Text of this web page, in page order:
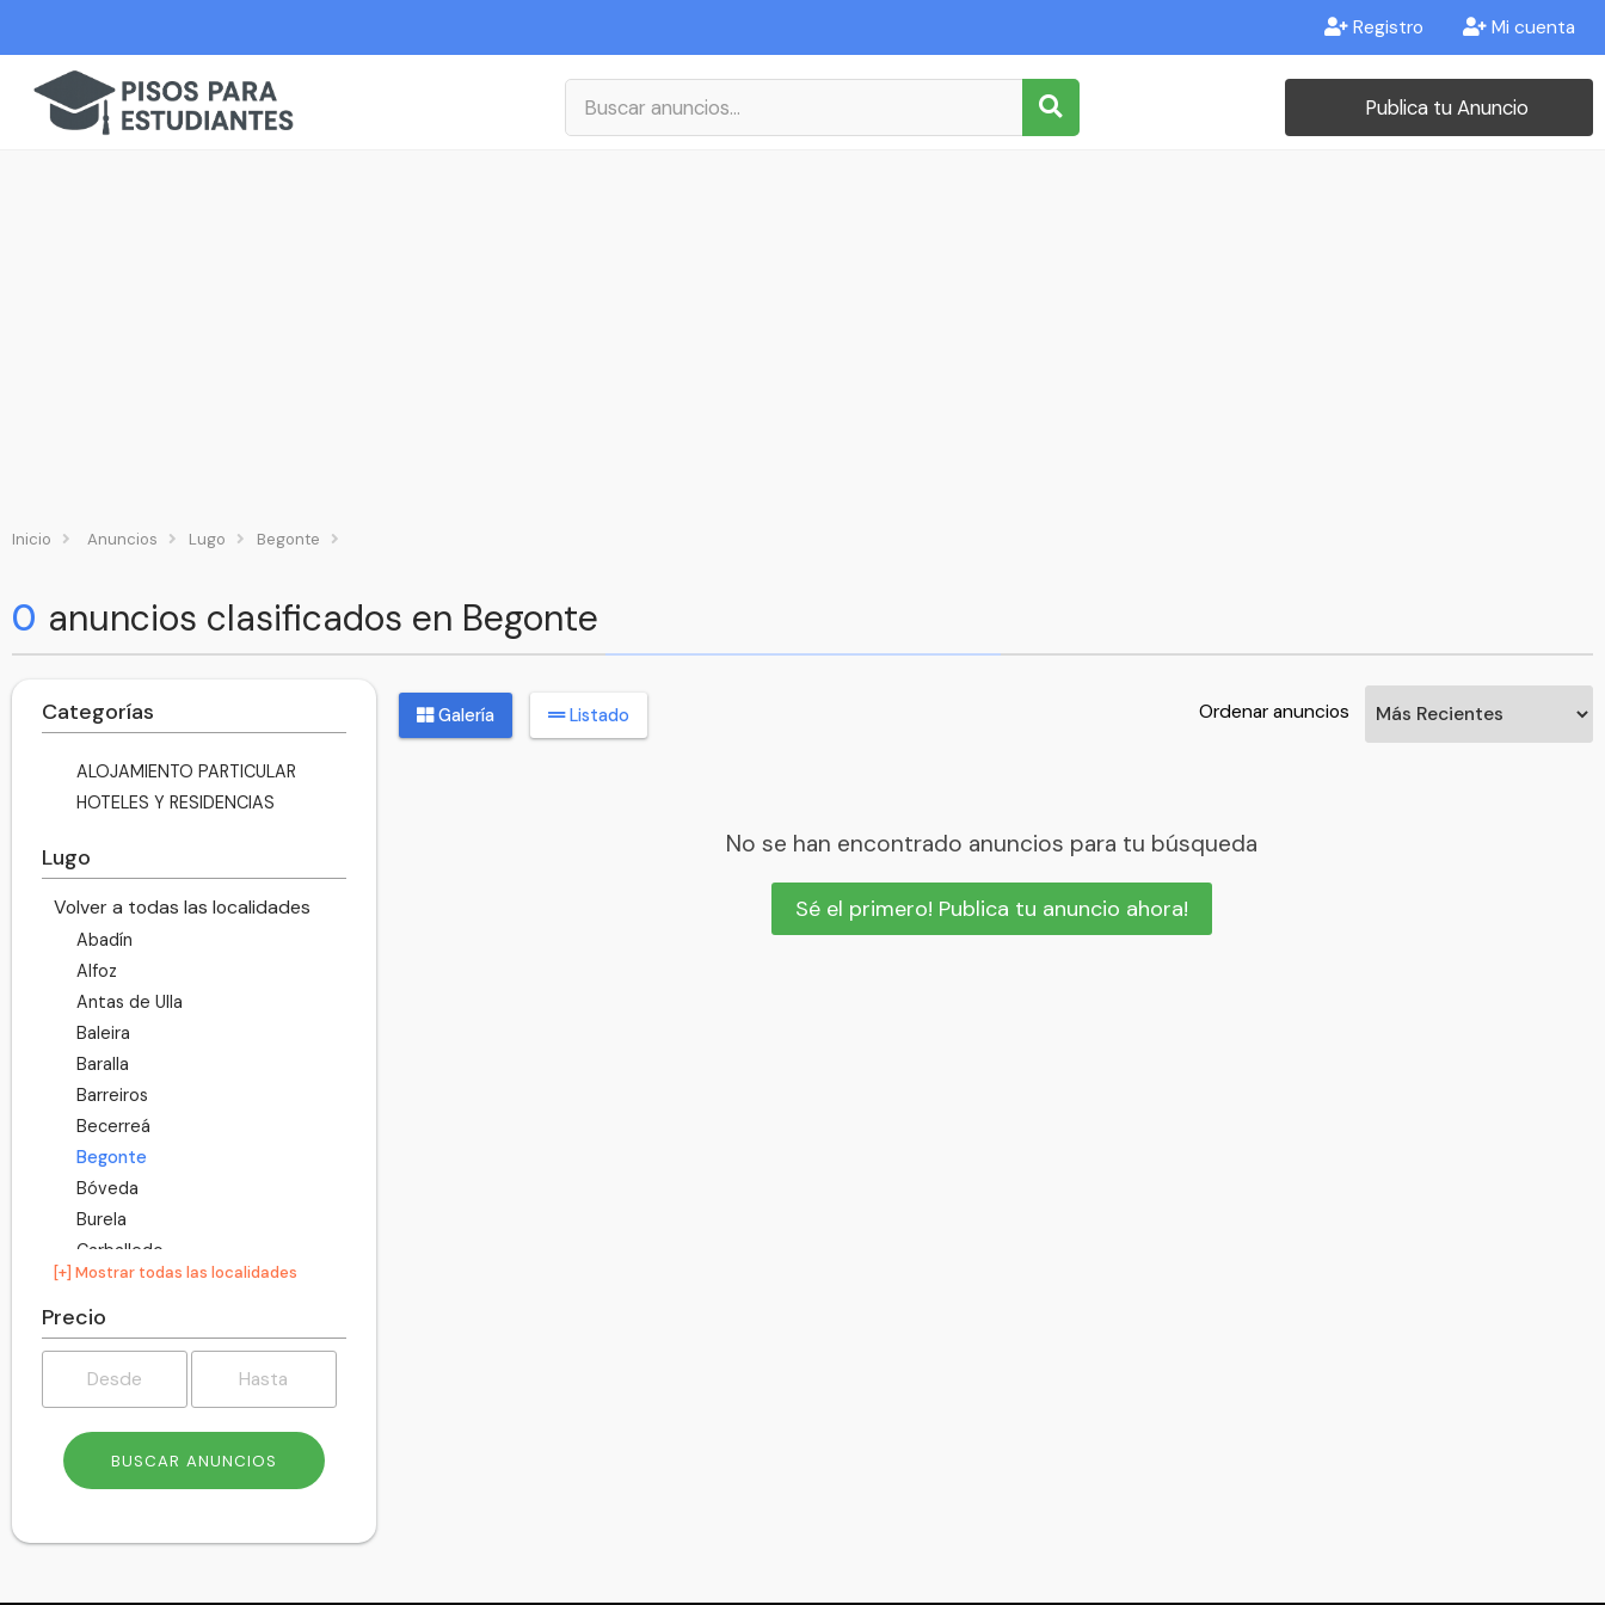
Registro Mi cuenta
Publica tu Anuncio
Inicio Anuncios Lugo Begonte
0 anuncios clasificados en Begonte
Categorías
ALOJAMIENTO PARTICULAR
HOTELES Y RESIDENCIAS
Lugo
Volver a todas las localidades
Abadín
Alfoz
Antas de Ulla
Baleira
Baralla
Barreiros
Becerreá
Begonte
Bóveda
Burela
Carballedo
Castro de Rei
Castroverde
Cervantes
Cervo
Chantada
Corgo
Cospeito
[+] Mostrar todas las localidades
Precio
Galería Listado Ordenar anuncios
No se han encontrado anuncios para tu búsqueda
Sé el primero! Publica tu anuncio ahora!